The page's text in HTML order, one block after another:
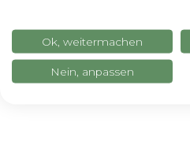
Ok, weitermachen
Nein, anpassen